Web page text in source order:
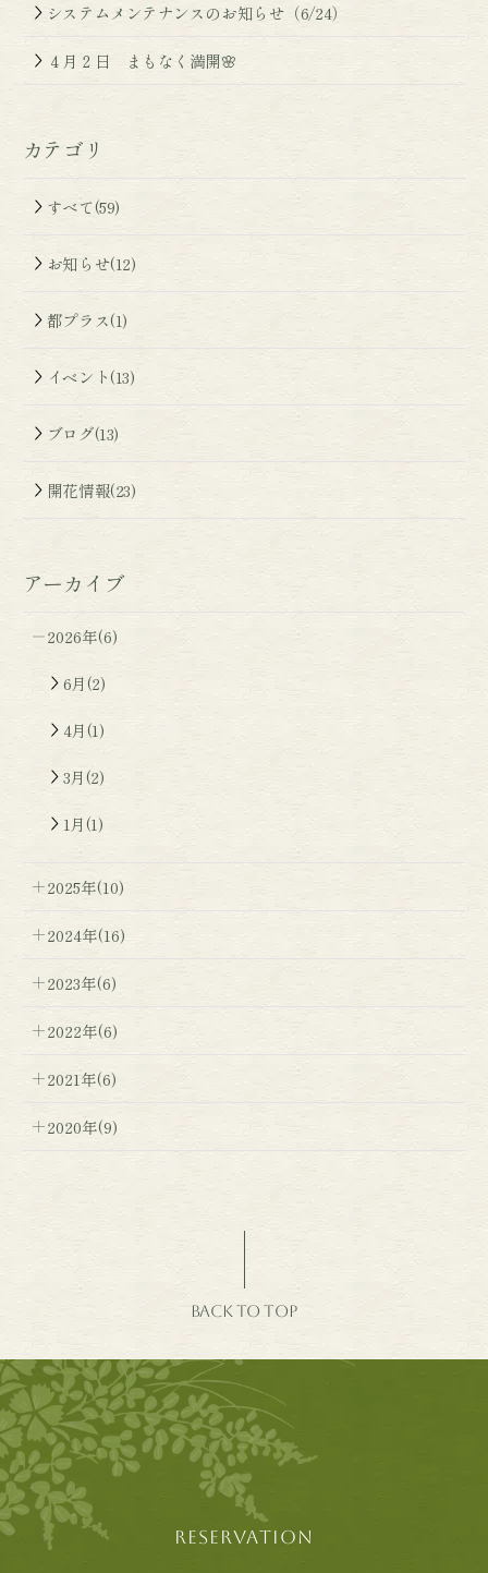
システムメンテナンスのお知らせ（6/24）
４月２日 まもなく満開🌸
カテゴリ
すべて(59)
お知らせ(12)
都プラス(1)
イベント(13)
ブログ(13)
開花情報(23)
アーカイブ
2026年(6)
6月(2)
4月(1)
3月(2)
1月(1)
2025年(10)
2024年(16)
2023年(6)
2022年(6)
2021年(6)
2020年(9)
BACK TO TOP
RESERVATION